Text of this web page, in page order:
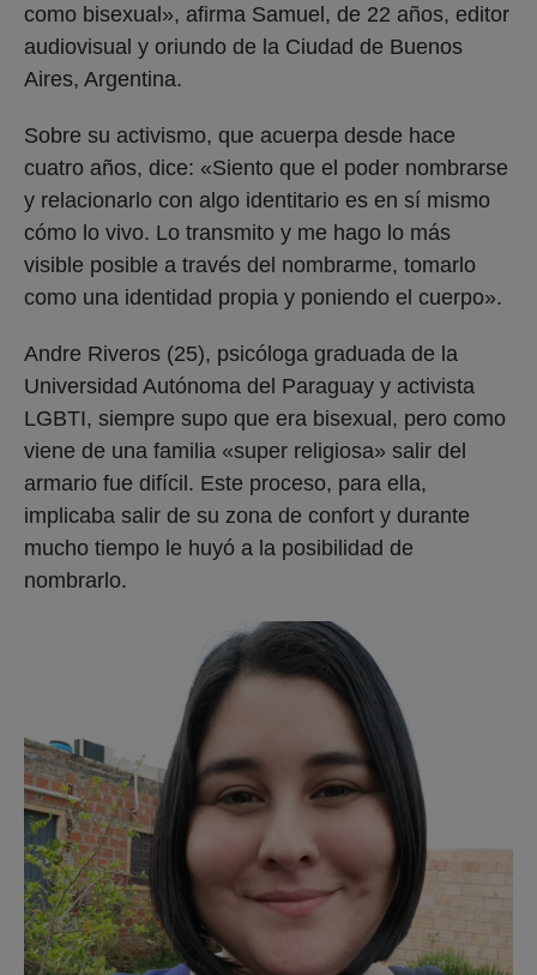
como bisexual», afirma Samuel, de 22 años, editor
audiovisual y oriundo de la Ciudad de Buenos
Aires, Argentina.
Sobre su activismo, que acuerpa desde hace
cuatro años, dice: «Siento que el poder nombrarse
y relacionarlo con algo identitario es en sí mismo
cómo lo vivo. Lo transmito y me hago lo más
visible posible a través del nombrarme, tomarlo
como una identidad propia y poniendo el cuerpo».
Andre Riveros (25), psicóloga graduada de la
Universidad Autónoma del Paraguay y activista
LGBTI, siempre supo que era bisexual, pero como
viene de una familia «super religiosa» salir del
armario fue difícil. Este proceso, para ella,
implicaba salir de su zona de confort y durante
mucho tiempo le huyó a la posibilidad de
nombrarlo.